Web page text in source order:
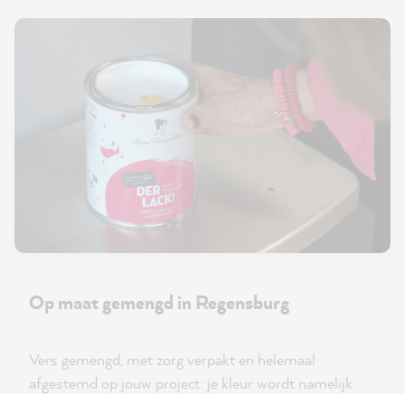
Op maat gemengd in Regensburg
Vers gemengd, met zorg verpakt en helemaal
afgestemd op jouw project: je kleur wordt namelijk